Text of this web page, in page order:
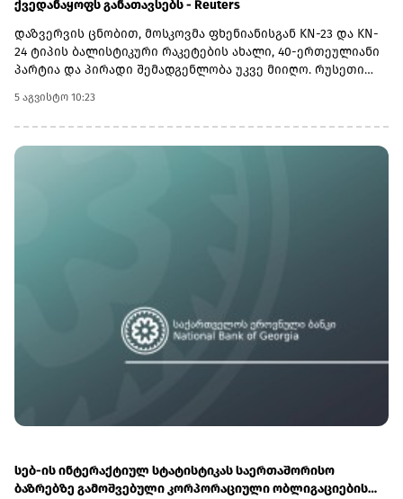
ქვედანაყოფს განათავსებს - Reuters
დაზვერვის ცნობით, მოსკოვმა ფხენიანისგან KN-23 და KN-
24 ტიპის ბალისტიკური რაკეტების ახალი, 40-ერთეულიანი
პარტია და პირადი შემადგენლობა უკვე მიიღო. რუსეთი
შემდგარი ქვედანაყოფი თავისი 112-ე სარაკეტო ბრიგადის
შემადგენლობაში დააყენოს. შეიარაღების საბოლოო
მოცულობა, მათ შორის დამატებითი რაკეტებისა და
დაფიქსირებული შემთხვევა 2025 წლის აგვისტოს შემდეგ,
რისთვისაც სწორედ ახალი პარტიიდან მიღებული
რაკეტები გამოიყენეს. საერთო ჯამში, 2023 წლის ბოლოდან
2025 წლის აგვისტომდე ჩრდილოეთ კორეამ რუსეთს 150-ზე
თანამშრომლობის ახალ და უფრო მასშტაბურ ეტაპზე
5 აგვისტო 10:23
სებ-ის ინტერაქტიულ სტატისტიკას საერთაშორისო
ბაზრებზე გამოშვებული კორპორაციული ობლიგაციების